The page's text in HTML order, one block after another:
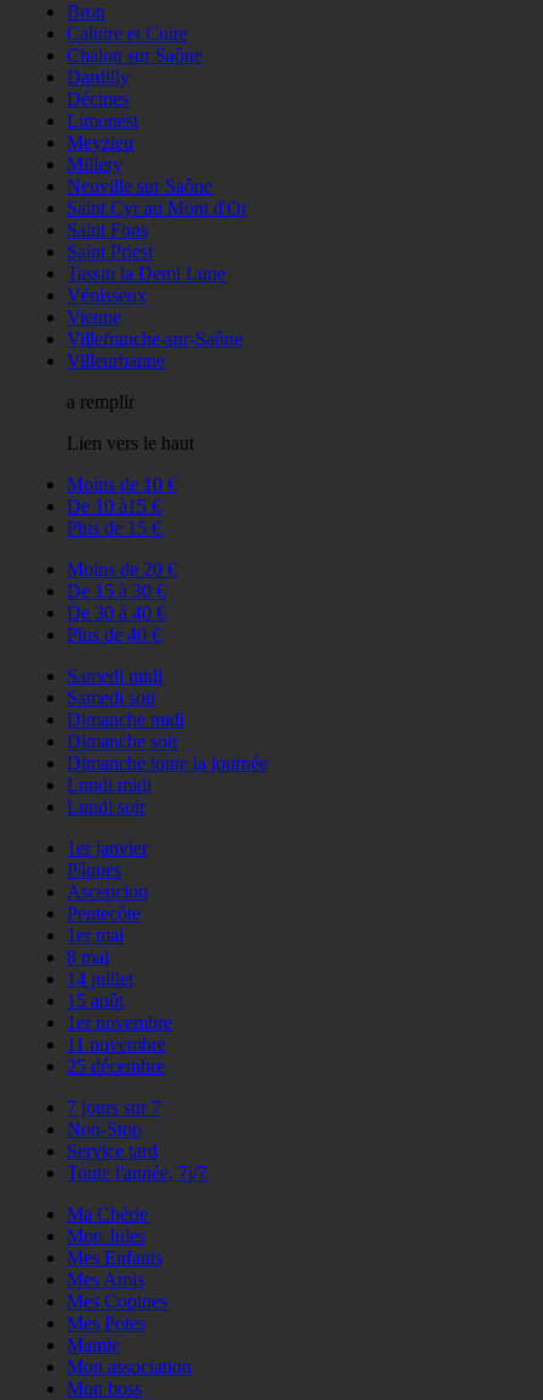
Bron
Caluire et Cuire
Chalon sur Saône
Dardilly
Décines
Limonest
Meyzieu
Millery
Neuville sur Saône
Saint Cyr au Mont d'Or
Saint Fons
Saint Priest
Tassin la Demi Lune
Vénisseux
Vienne
Villefranche-sur-Saône
Villeurbanne
a remplir
Lien vers le haut
Moins de 10 €
De 10 à15 €
Plus de 15 €
Moins de 20 €
De 15 à 30 €
De 30 à 40 €
Plus de 40 €
Samedi midi
Samedi soir
Dimanche midi
Dimanche soir
Dimanche toute la journée
Lundi midi
Lundi soir
1er janvier
Pâques
Ascencion
Pentecôte
1er mai
8 mai
14 juillet
15 août
1er novembre
11 novembre
25 décembre
7 jours sur 7
Non-Stop
Service tard
Toute l'année, 7j/7
Ma Chérie
Mon Jules
Mes Enfants
Mes Amis
Mes Copines
Mes Potes
Mamie
Mon association
Mon boss